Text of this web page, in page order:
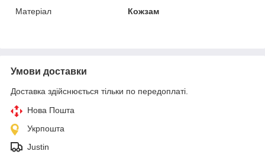
Матеріал
Кожзам
Умови доставки
Доставка здійснюється тільки по передоплаті.
Нова Пошта
Укрпошта
Justin